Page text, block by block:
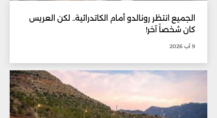
الجميع انتظر رونالدو أمام الكاتدرائية.. لكن العريس
كان شخصاً آخر!
9 آب 2026